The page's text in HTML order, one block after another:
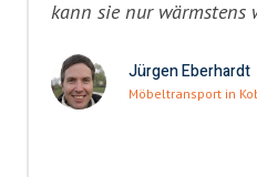
kann sie nur wärmstens
Jürgen Eberhardt
Möbeltransport in